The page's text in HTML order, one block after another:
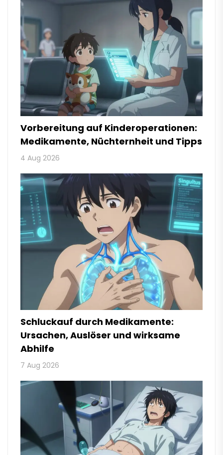
Vorbereitung auf Kinderoperationen:
Medikamente, Nüchternheit und Tipps
4 Aug 2026
Schluckauf durch Medikamente:
Ursachen, Auslöser und wirksame
Abhilfe
7 Aug 2026